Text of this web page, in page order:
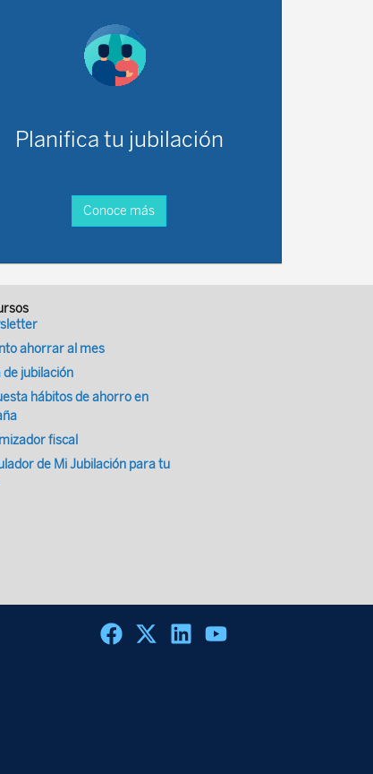
Planifica tu jubilación
Conoce más
ahorrar al mes
de jubilación
hábitos de ahorro en
fiscal
de Mi Jubilación para tu